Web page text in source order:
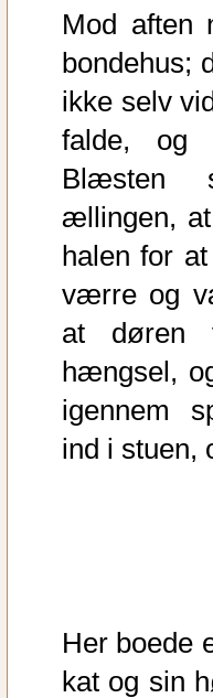
Mod aften
bondehus;
ikke selv
falde, og
Blæsten
ællingen,
halen for
værre og
at døren
hængsel,
igennem
ind i stuen,
Her boede
kat og sin